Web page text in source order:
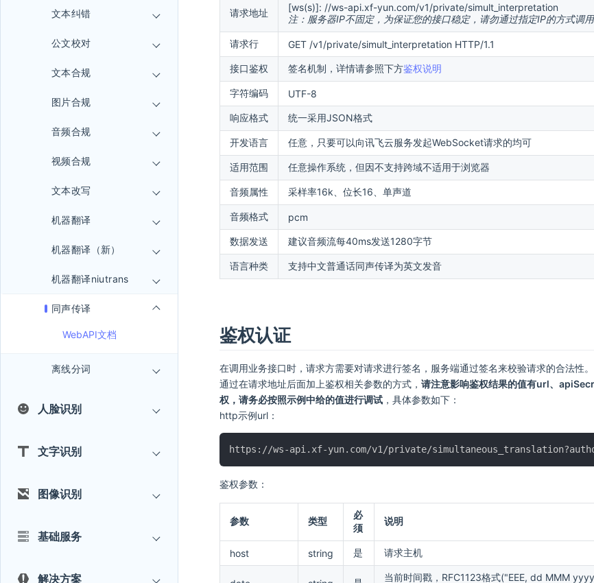
文本纠错
公文校对
文本合规
图片合规
音频合规
视频合规
文本改写
机器翻译
机器翻译（新）
机器翻译niutrans
同声传译
WebAPI文档
离线分词
人脸识别
文字识别
图像识别
基础服务
解决方案
请求地址
[ws(s)]: //ws-api.xf-yun.com/v1/private/simult_interpretation
注：服务器IP不固定，为保证您的接口稳定，请勿通过指定IP的方式调
请求行 GET /v1/private/simult_interpretation HTTP/1.1
接口鉴权 签名机制，详情请参照下方鉴权说明
字符编码 UTF-8
响应格式 统一采用JSON格式
开发语言 任意，只要可以向讯飞云服务发起WebSocket请求的均可
适用范围 任意操作系统，但因不支持跨域不适用于浏览器
音频属性 采样率16k、位长16、单声道
音频格式 pcm
数据发送 建议音频流每40ms发送1280字节
语言种类 支持中文普通话同声传译为英文发音
鉴权认证
在调用业务接口时，请求方需要对请求进行签名，服务端通过签名来校验请求的合法性。
通过在请求地址后面加上鉴权相关参数的方式， 请注意影响鉴权结果的值有url、
权，请务必按照示例中给的值进行调试 ，具体参数如下：
http示例url：
鉴权参数：
参数 类型
必
须
说明
host string 是 请求主机
当前时间戳，RFC1123格式("EEE, dd MMM yyyy